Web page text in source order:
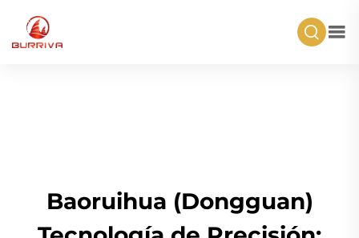
Baoruihua (Dongguan)